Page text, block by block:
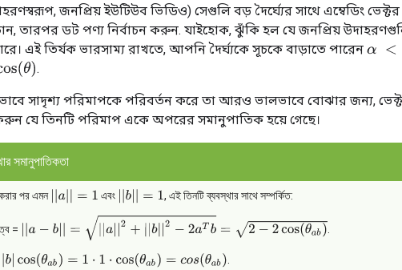
জনপ্রিয় ইউটিউব ভিডিও) সেগুলি বড় দৈর্ঘ্যের সাথে এম্বেডিং
তারপর ডট পণ্য নির্বাচন করুন. যাইহোক, ঝুঁকি হল যে জনপ্রিয়
এই তির্যক ভারসাম্য রাখতে, আপনি দৈর্ঘ্যকে সূচকে বাড়াতে পারেন α 1
(θ) .
সাদৃশ্য পরিমাপকে পরিবর্তন করে তা আরও ভালভাবে বোঝার জন্য,
যে তিনটি পরিমাপ একে অপরের সমানুপাতিক হয়ে গেছে।
সমানুপাতিকতা
পর এমন a|| 1 এবং b|| 1 , এই তিনটি ব্যবস্থার সাথে সম্পর্কিত:
=
|a = |a b||2−2aTb=2−2cos(θab)
b|cos(θab)= 1 ⋅1⋅ cos (θ a b)=cos(θ a b)